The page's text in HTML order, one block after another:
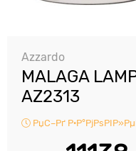
Azzardo
MALAGA
AZ2313
РџС–Рґ